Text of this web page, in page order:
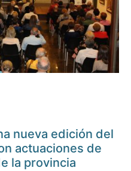
nueva edición del
actuaciones de
la provincia